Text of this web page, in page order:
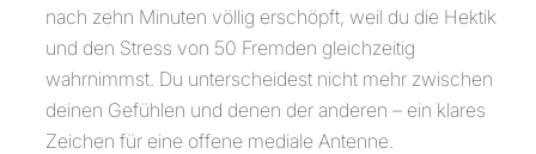
nach zehn Minuten völlig erschöpft, weil du die Hektik
und den Stress von 50 Fremden gleichzeitig
wahrnimmst. Du unterscheidest nicht mehr zwischen
deinen Gefühlen und denen der anderen – ein klares
Zeichen für eine offene mediale Antenne.